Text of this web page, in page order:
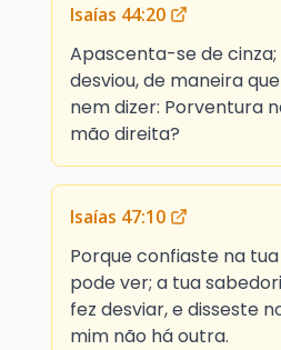
Isaías 44:20
Apascenta-se de
desviou, de maneira
nem dizer: Porventura
mão direita?
Isaías 47:10
Porque confiaste na
pode ver; a tua
fez desviar, e disseste
mim não há outra.